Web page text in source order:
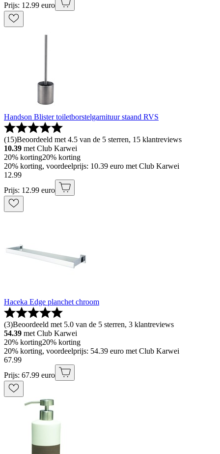
Prijs: 12.99 euro
Handson Blister toiletborstelgarnituur staand RVS
(15)Beoordeeld met 4.5 van de 5 sterren, 15 klantreviews
10.39 met Club Karwei
20% korting20% korting
20% korting, voordeelprijs: 10.39 euro met Club Karwei
12.99
Prijs: 12.99 euro
Haceka Edge planchet chroom
(3)Beoordeeld met 5.0 van de 5 sterren, 3 klantreviews
54.39 met Club Karwei
20% korting20% korting
20% korting, voordeelprijs: 54.39 euro met Club Karwei
67.99
Prijs: 67.99 euro